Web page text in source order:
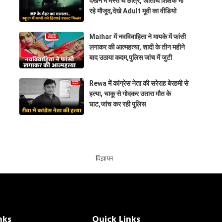
रहे मौजूद,देखे Adult मूवी का वीडियो
Maihar में नवविवाहिता ने मायके में फांसी
लगाकर की आत्महत्या, शादी के तीन महीने
बाद उठाया कदम,पुलिस जांच में जुटी
Rewa में कांग्रेस नेता की सरेराह बेरहमी से
हत्या, चाकू से गोदकर उतारा मौत के
घाट,जांच कर रही पुलिस
विज्ञापन